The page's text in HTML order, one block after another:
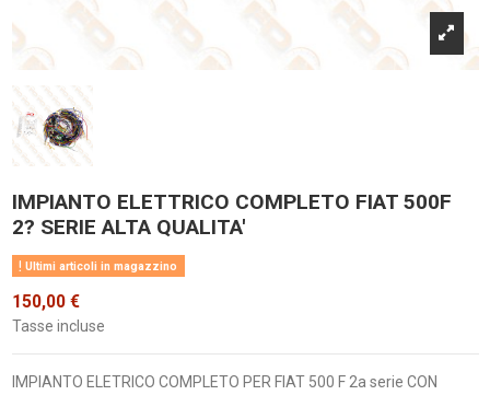
IMPIANTO ELETTRICO COMPLETO FIAT 500F
2? SERIE ALTA QUALITA'
Ultimi articoli in magazzino
150,00 €
Tasse incluse
IMPIANTO ELETRICO COMPLETO PER FIAT 500 F 2a serie CON